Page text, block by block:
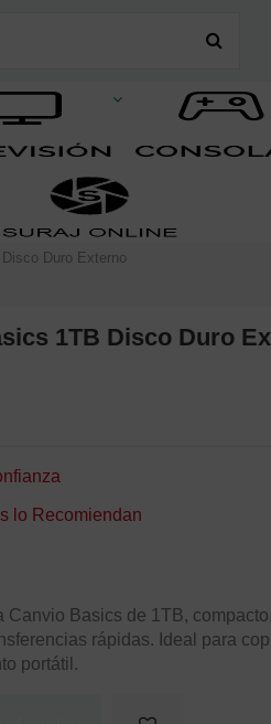
Duro Externo
1TB Disco Duro
lo Recomiendan
Canvio Basics de 1TB,
rápidas. Ideal para
portátil.